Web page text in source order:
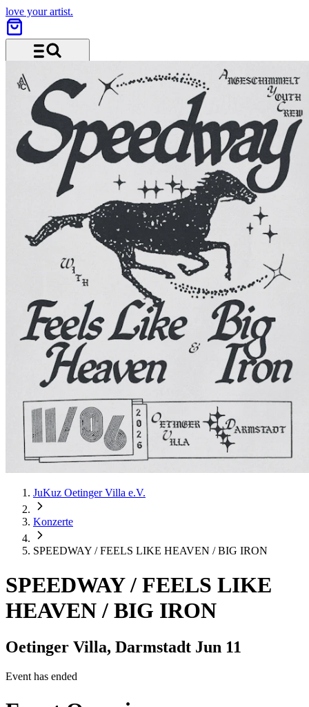
love your artist.
JuKuz Oetinger Villa e.V.
Konzerte
SPEEDWAY / FEELS LIKE HEAVEN / BIG IRON
SPEEDWAY / FEELS LIKE
HEAVEN / BIG IRON
Oetinger Villa, Darmstadt Jun 11
Event has ended